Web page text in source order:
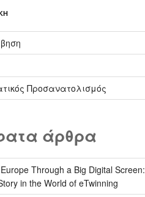
Προσανατολισμός
άρθρα
Through a Big Digital Screen:
in the World of eTwinning